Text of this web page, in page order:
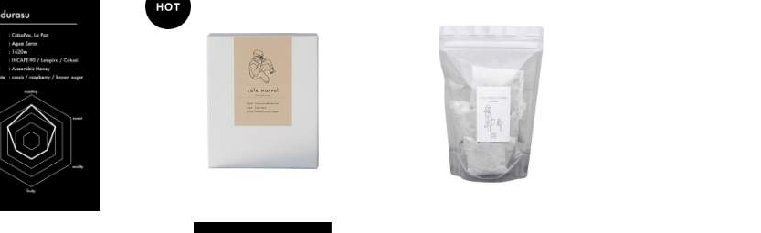
豆【 Honduras 】
¥1,300
drip bag
¥1,100
COLD BREW COFFEE
¥3,000